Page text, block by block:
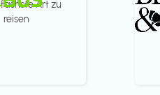
Art zu
reisen